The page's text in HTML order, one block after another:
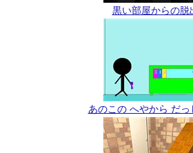
黒い部屋からの脱
あのこの へやから だっ